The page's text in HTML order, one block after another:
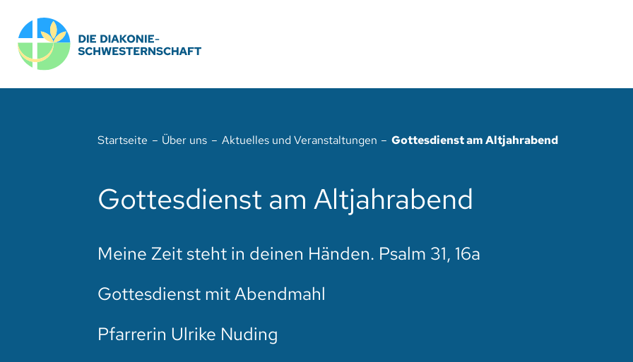
Inhalt
springen
Startseite Über uns Aktuelles und Veranstaltungen Gottesdienst am Altjahrabend
Gottesdienst am Altjahrabend
Meine Zeit steht in deinen Händen. Psalm 31, 16a
Gottesdienst mit Abendmahl
Pfarrerin Ulrike Nuding